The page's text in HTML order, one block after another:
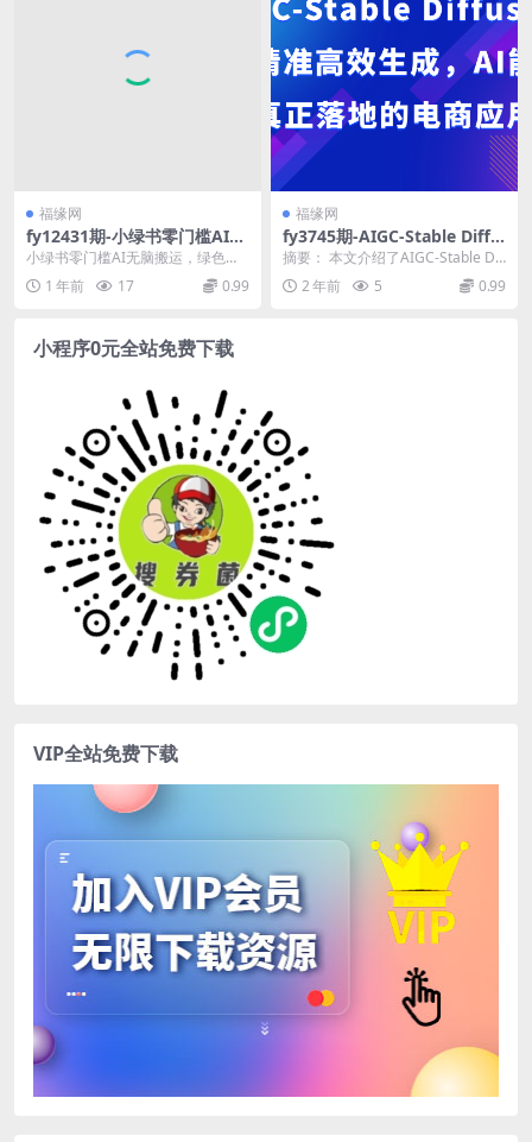
福缘网
fy12431期-小绿书零门槛AI无
脑搬运，绿色正规项目，零门
槛轻松日收益200+
小绿书零门槛AI无脑搬运，绿色正
规项目，零门槛轻松日收益200+ 个
人觉得小绿书...
1 年前 17 0.99
福缘网
fy3745期-AIGC-Stable Diffu
sion图片精准高效生成，AI能
实现并能真正落地的电商应用
案例
摘要： 本文介绍了AIGC-Stable Di
ffusion技术在电商领域的应用...
2 年前 5 0.99
小程序0元全站免费下载
VIP全站免费下载